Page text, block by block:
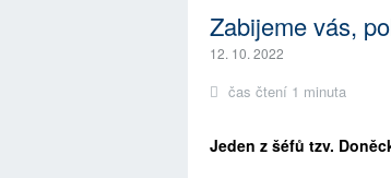
Zabijeme vás,
12. 10. 2022
čas čtení 1 minuta
Jeden z šéfů tzv.